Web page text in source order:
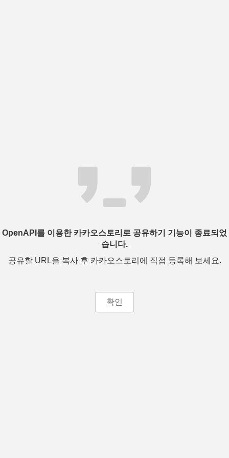
OpenAPI를 이용한 카카오스토리로 공유하기 기능이 종료되었
습니다.
공유할 URL을 복사 후 카카오스토리에 직접 등록해 보세요.
확인